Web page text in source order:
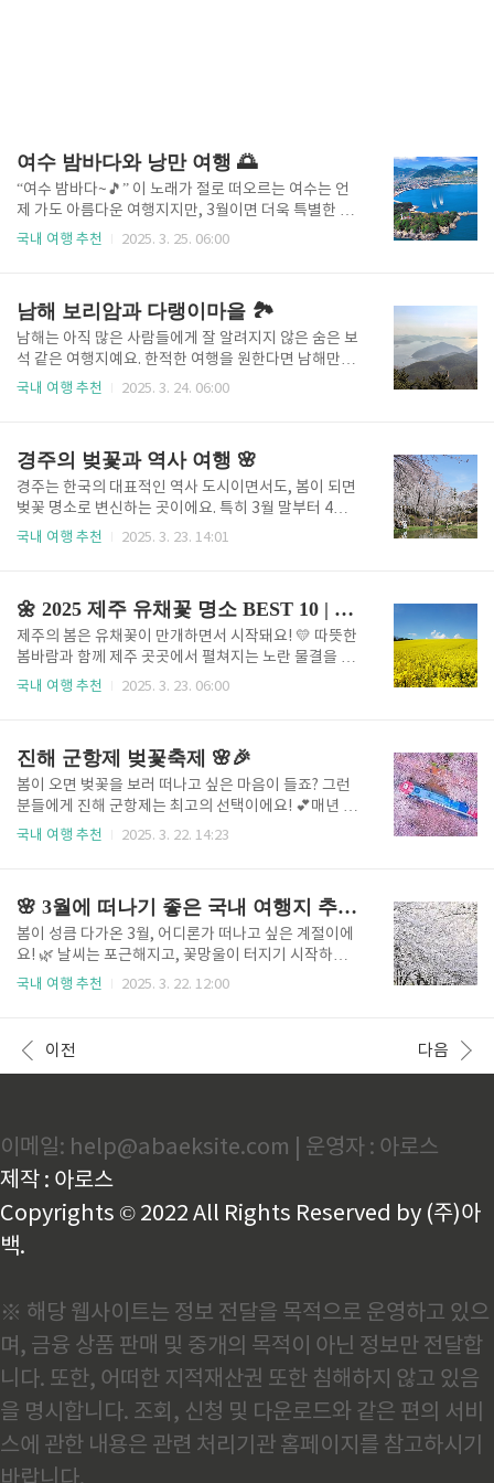
여수 밤바다와 낭만 여행 🌅
“여수 밤바다~🎵” 이 노래가 절로 떠오르는 여수는 언
제 가도 아름다운 여행지지만, 3월이면 더욱 특별한 매
력을 느낄 수 있어요. 선선한 봄바람과 함께 여수의 낭
만적인 분위기를 느낄 수 있는 곳이에요.여수 해상 케이
블카, 오동도, 돌산공원 등 다양한 명소에서 여수의 멋
진 풍경을 감상할 수 있고, 맛있는 해산물을 즐기며 여
수만의 특별한 여행을 경험할 수 있어요.📍 추천 명소
오동도: 동백꽃이 만개하는 섬 🌺🏝 오동도는 여수 앞
경을 자아내요...
국내 여행 추천 2025. 3. 25. 06:00
남해 보리암과 다랭이마을 🏞️
남해는 아직 많은 사람들에게 잘 알려지지 않은 숨은 보
석 같은 여행지예요. 한적한 여행을 원한다면 남해만큼
좋은 곳이 없어요. 아름다운 해안 절경, 조용한 산사, 독
우러진 다랭이마을 등 독특한 여행 명소가 많아요. 특히
3월의 남해는 맑은 하늘과 푸른 바다가 조화를 이루며
더욱 아름다운 풍경을 만들어내요. 📍 추천 명소보리암:
한려해상국립공원을 한눈에 볼 수 있는 사찰 🏯🌊보리
암은 우리나라 3대 기도처 중 하나로, 해발 400m 금산
📍..
국내 여행 추천 2025. 3. 24. 06:00
경주의 벚꽃과 역사 여행 🌸
경주는 한국의 대표적인 역사 도시이면서도, 봄이 되면
벚꽃 명소로 변신하는 곳이에요. 특히 3월 말부터 4월
초까지 벚꽃이 흐드러지게 피면서 도시 전체가 분홍빛
여행지가 돼요.​.경주의 벚꽃과 역사 여행 🌸경주는 한국
의 대표적인 역사 도시이면서도, 봄이 되면 벚꽃 명소로
변신하는 곳이에요. 특히 3월 말부터 4월 초까지 벚꽃
이 흐드러지게 피면서 도시 전체가 분홍빛으로 물들어
요. 신라 천년의 유적지와 어우러진 벚꽃 풍경은 그야말
요.첨성대 벚꽃길천..
국내 여행 추천 2025. 3. 23. 14:01
🌼 2025 제주 유채꽃 명소 BEST 10 | 노란 봄의 향연
제주의 봄은 유채꽃이 만개하면서 시작돼요! 💛 따뜻한
봄바람과 함께 제주 곳곳에서 펼쳐지는 노란 물결을 보
러 떠나볼까요? 이번에는 2025년 제주에서 꼭 가봐야
입구부터 정상까지 노란 유채꽃이 가득 펼쳐져요.유채
꽃과 푸른 바다가 어우러진 절경가볍게 오를 수 있는 산
책 코스인생샷 명소로 인기2. 성산 섭지코지 🌼📷성산
일출봉 근처의 섭지코지는 제주 대표 유채꽃 명소예요.
너른 들판에 유채꽃이 끝없이 펼쳐져 있어 감탄이 절로
성산 광치..
국내 여행 추천 2025. 3. 23. 06:00
진해 군항제 벚꽃축제 🌸🎉
봄이 오면 벚꽃을 보러 떠나고 싶은 마음이 들죠? 그런
분들에게 진해 군항제는 최고의 선택이에요! 💕매년 3
월 말에서 4월 초까지 열리는 진해 군항제는 국내 최대
리는 거리에서 산책을 하거나, 아름다운 포토존에서 인
생샷을 남겨보세요.여좌천 로망스 다리, 경화역 벚꽃길,
제황산공원 등 대표적인 벚꽃 명소를 따라가면벚꽃의
낭만과 감동을 제대로 만끽할 수 있어요! 🌸✨📍 추천
명소경화역 벚꽃길: 기차와 벚꽃이 어우러진 명소 🚂🌸
나예요.철길 양옆으로 길게 늘어선 벚꽃나무들이 만개
하면, 마치 벚..
국내 여행 추천 2025. 3. 22. 14:23
🌸 3월에 떠나기 좋은 국내 여행지 추천 7곳
봄이 성큼 다가온 3월, 어디론가 떠나고 싶은 계절이에
요! 🌿 날씨는 포근해지고, 꽃망울이 터지기 시작하면
서 여행하기 딱 좋은 시기죠. 하지만 어디로 가야 할지
채꽃 명소 🌼경주의 벚꽃과 역사 여행 🌸전주 한옥마을
의 봄 🍃강릉 커피거리와 바다 ☕🌊여수 밤바다와 낭만
광단지 등 곳곳에서 노란 유채꽃이 만개한 모습을 볼 수
있어요. 따뜻한 제주 날씨 덕분에 서울보다 먼저 봄을
만끽할 수 있어요. 섭지코지: 유채꽃과..
국내 여행 추천 2025. 3. 22. 12:00
이전 다음
이메일: help@abaeksite.com | 운영자 : 아로스
제작 : 아로스
Copyrights © 2022 All Rights Reserved by (주)아
백.
※ 해당 웹사이트는 정보 전달을 목적으로 운영하고 있으
며, 금융 상품 판매 및 중개의 목적이 아닌 정보만 전달합
니다. 또한, 어떠한 지적재산권 또한 침해하지 않고 있음
을 명시합니다. 조회, 신청 및 다운로드와 같은 편의 서비
스에 관한 내용은 관련 처리기관 홈페이지를 참고하시기